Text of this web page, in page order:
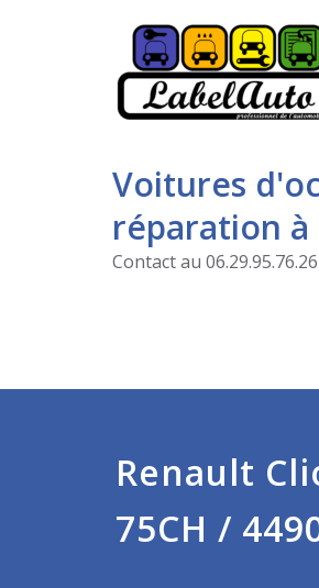
Voitures
réparation à
Contact au
Renault
75CH /